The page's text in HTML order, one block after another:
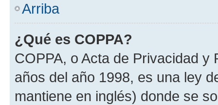
Arriba
¿Qué es COPPA?
COPPA, o Acta de Privacidad
años del año 1998, es una ley
mantiene en inglés) donde se